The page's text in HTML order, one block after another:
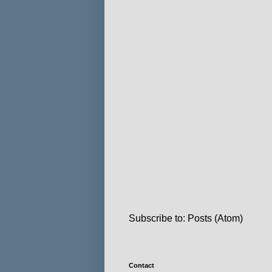
Subscribe to: Posts (Atom)
Contact